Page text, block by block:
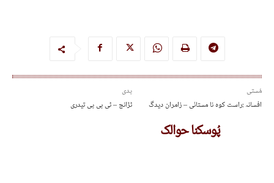
پدی
ٹڑانچ – ٹی بی پی تیدری
مُستی
افسانہ :راست کوہ نا مستائی – زامران دیدگ
پُوسکنا حوالک